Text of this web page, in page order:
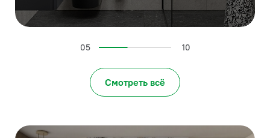
05 10
Смотреть всё